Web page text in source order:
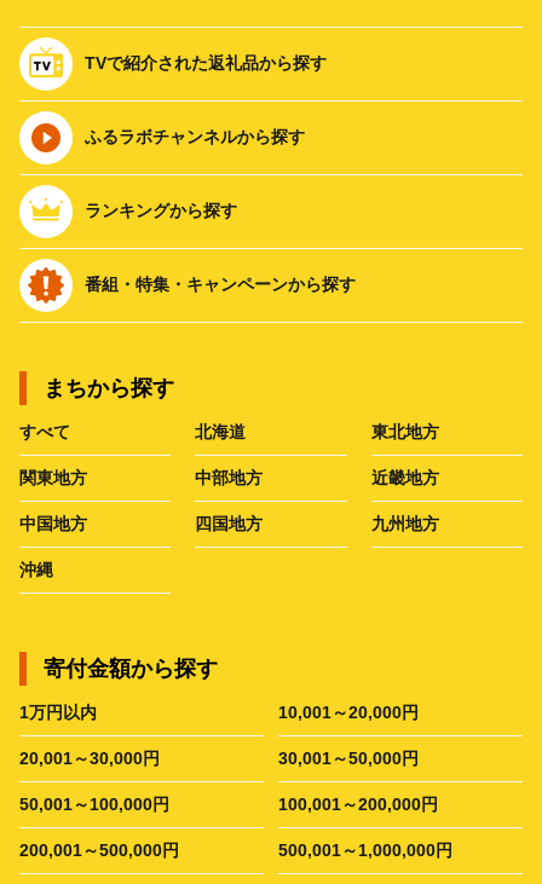
TVで紹介された返礼品から探す
ふるラボチャンネルから探す
ランキングから探す
番組・特集・キャンペーンから探す
まちから探す
すべて 北海道 東北地方
関東地方 中部地方 近畿地方
中国地方 四国地方 九州地方
沖縄
寄付金額から探す
1万円以内 10,001～20,000円
20,001～30,000円 30,001～50,000円
50,001～100,000円 100,001～200,000円
200,001～500,000円 500,001～1,000,000円